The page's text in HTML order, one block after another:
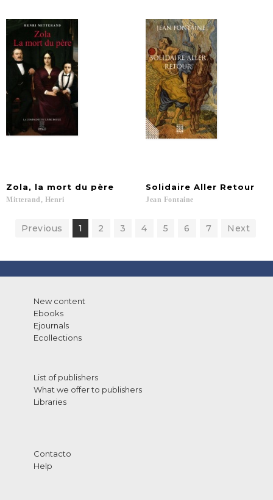
Zola, la mort du père
Mitterand, Henri
Solidaire Aller Retour
Jean Fontaine
Previous 1 2 3 4 5 6 7 Next
New content
Ebooks
Ejournals
Ecollections
List of publishers
What we offer to publishers
Libraries
Contacto
Help